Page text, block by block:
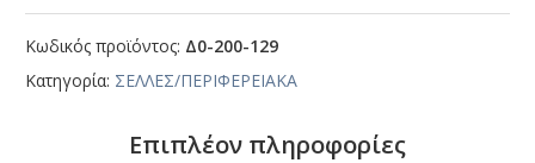
Κωδικός προϊόντος: Δ0-200-129
Κατηγορία: ΣΕΛΛΕΣ/ΠΕΡΙΦΕΡΕΙΑΚΑ
Επιπλέον πληροφορίες